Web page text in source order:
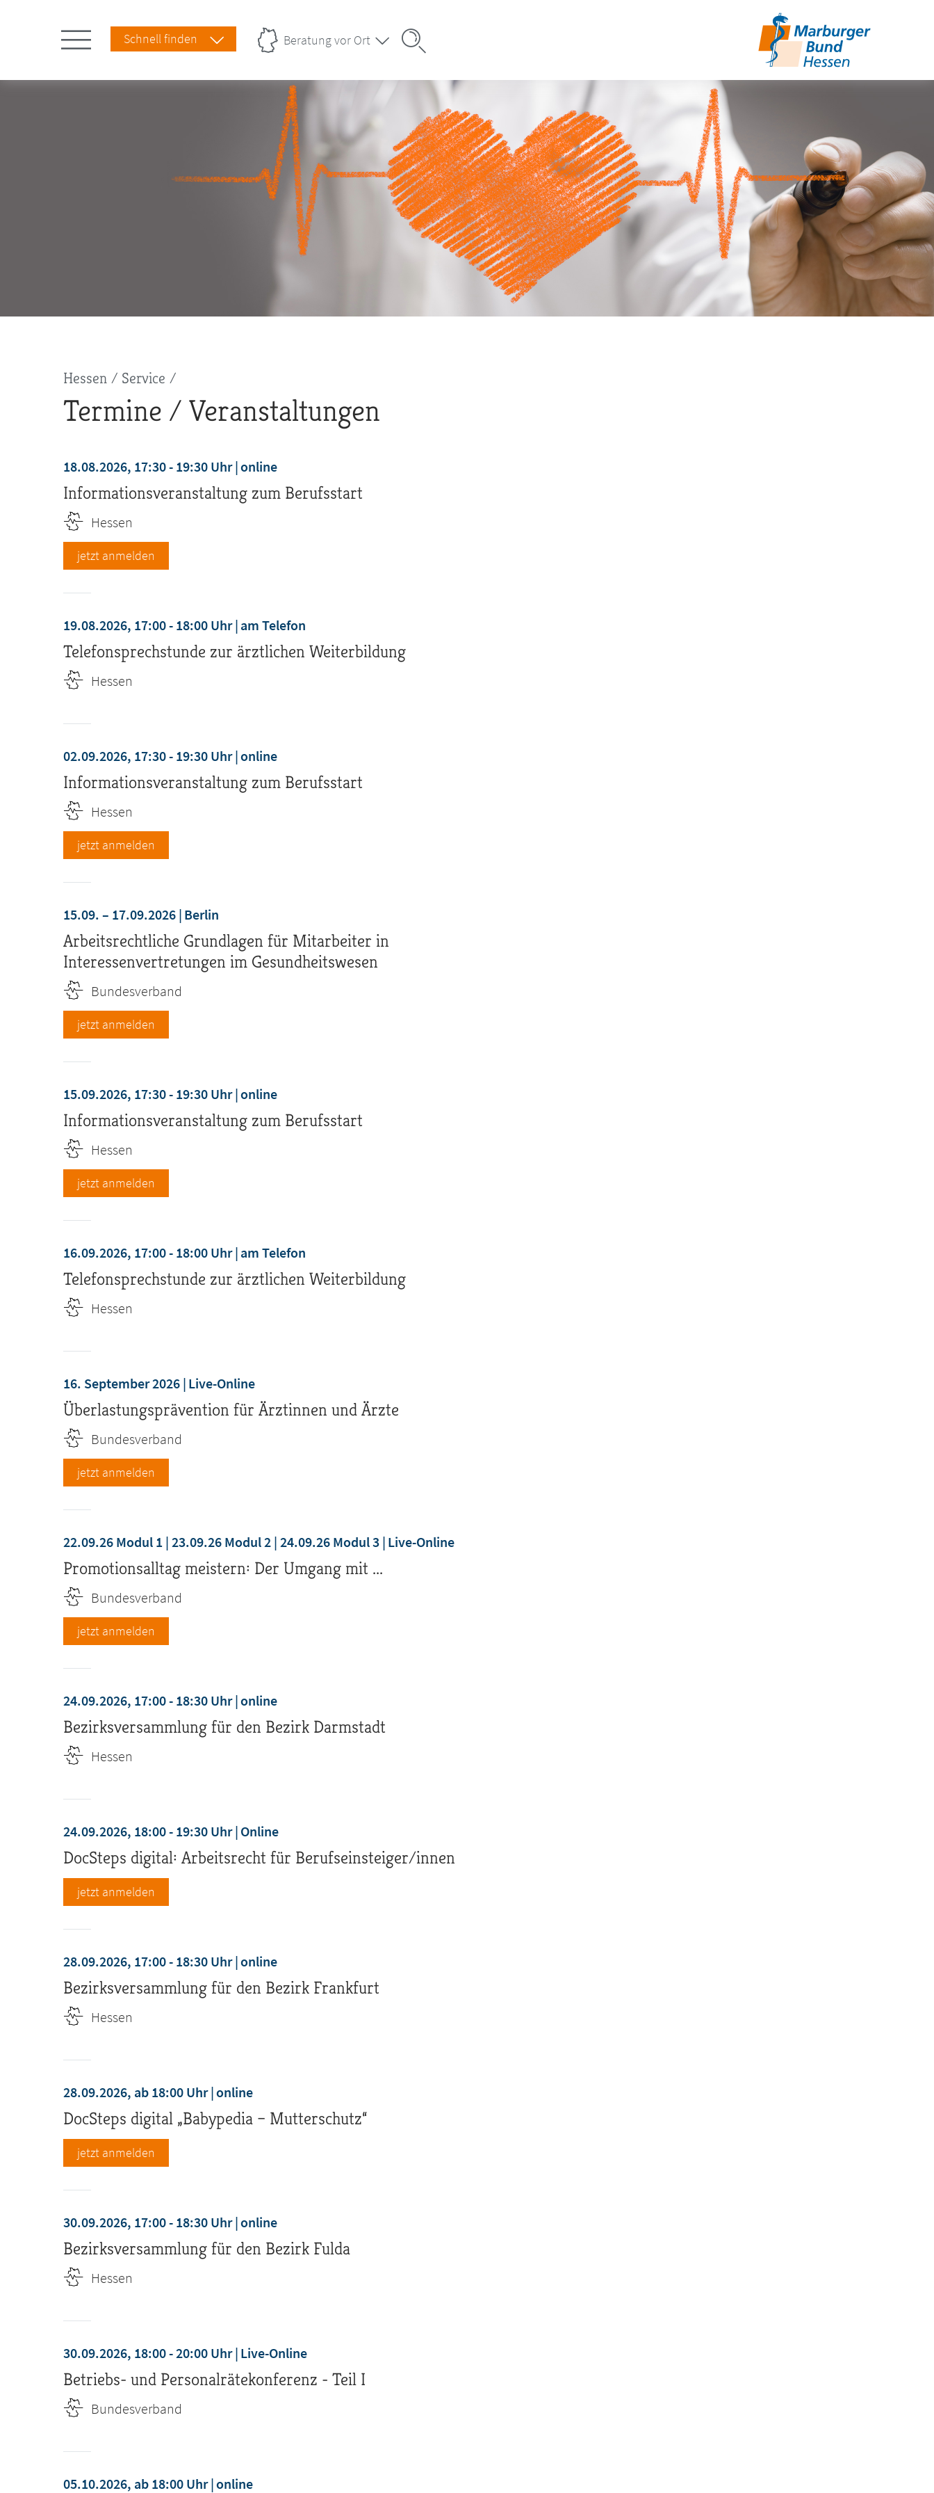
Schnell finden Beratung vor Ort
Pfadnavigation
Hessen Service
Termine / Veranstaltungen
18.08.2026, 17:30 - 19:30 Uhr online
Informationsveranstaltung zum Berufsstart
Hessen
jetzt anmelden
19.08.2026, 17:00 - 18:00 Uhr am Telefon
Telefonsprechstunde zur ärztlichen Weiterbildung
Hessen
02.09.2026, 17:30 - 19:30 Uhr online
Informationsveranstaltung zum Berufsstart
Hessen
jetzt anmelden
15.09. – 17.09.2026 Berlin
Arbeitsrechtliche Grundlagen für Mitarbeiter in
Interessenvertretungen im Gesundheitswesen
Bundesverband
jetzt anmelden
15.09.2026, 17:30 - 19:30 Uhr online
Informationsveranstaltung zum Berufsstart
Hessen
jetzt anmelden
16.09.2026, 17:00 - 18:00 Uhr am Telefon
Telefonsprechstunde zur ärztlichen Weiterbildung
Hessen
16. September 2026 Live-Online
Überlastungsprävention für Ärztinnen und Ärzte
Bundesverband
jetzt anmelden
22.09.26 Modul 1 | 23.09.26 Modul 2 | 24.09.26 Modul 3 Live-Online
Promotionsalltag meistern: Der Umgang mit ...
Bundesverband
jetzt anmelden
24.09.2026, 17:00 - 18:30 Uhr online
Bezirksversammlung für den Bezirk Darmstadt
Hessen
24.09.2026, 18:00 - 19:30 Uhr Online
DocSteps digital: Arbeitsrecht für Berufseinsteiger/innen
jetzt anmelden
28.09.2026, 17:00 - 18:30 Uhr online
Bezirksversammlung für den Bezirk Frankfurt
Hessen
28.09.2026, ab 18:00 Uhr online
DocSteps digital „Babypedia – Mutterschutz“
jetzt anmelden
30.09.2026, 17:00 - 18:30 Uhr online
Bezirksversammlung für den Bezirk Fulda
Hessen
30.09.2026, 18:00 - 20:00 Uhr Live-Online
Betriebs- und Personalrätekonferenz - Teil I
Bundesverband
05.10.2026, ab 18:00 Uhr online